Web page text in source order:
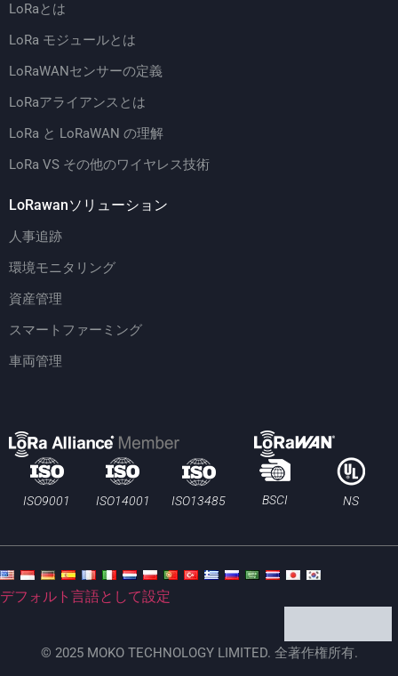
LoRaとは
LoRa モジュールとは
LoRaWANセンサーの定義
LoRaアライアンスとは
LoRa と LoRaWAN の理解
LoRa VS その他のワイヤレス技術
LoRawanソリューション
人事追跡
環境モニタリング
資産管理
スマートファーミング
車両管理
ISO9001 ISO14001 ISO13485 BSCI NS
デフォルト言語として設定
© 2025 MOKO TECHNOLOGY LIMITED. 全著作権所有.